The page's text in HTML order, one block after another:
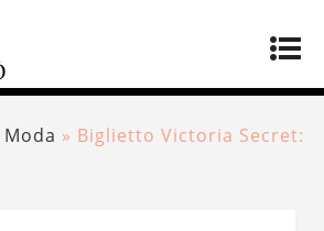
Moda » Biglietto Victoria Secret: